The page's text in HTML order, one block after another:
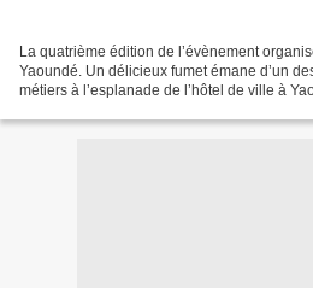
La quatrième édition de l’évènement
Yaoundé. Un délicieux fumet émane d’un
métiers à l’esplanade de l’hôtel de ville à